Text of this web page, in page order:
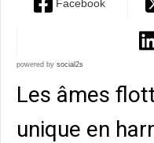
Facebook
powered by social2s
Les âmes
unique en